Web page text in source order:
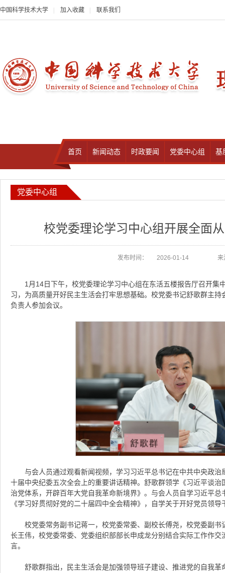
中国科学技术大学 加入收藏 联系我们
首页 新闻动态 时政要闻 党委中心组 基
党委中心组
校党委理论学习中心组开展全面
发布时间： 2026-01-14 来
1月14日下午，校党委理论学习中心组在东活五楼报告厅召开集
习，为高质量开好民主生活会打牢思想基础。校党委书记舒歌群主
负责人参加会议。
与会人员通过观看新闻视频，学习习近平总书记在中共中央政
十届中央纪委五次全会上的重要讲话精神。舒歌群领学《习近平谈
治党体系，开辟百年大党自我革命新境界》。与会人员自学习近平
《学习好贯彻好党的二十届四中全会精神》，自学关于开好党员领
校党委常务副书记蒋一，校党委常委、副校长傅尧，校党委副
长王伟，校党委常委、党委组织部部长申成龙分别结合实际工作作
言。
舒歌群指出，民主生活会是加强领导班子建设、推进党的自我